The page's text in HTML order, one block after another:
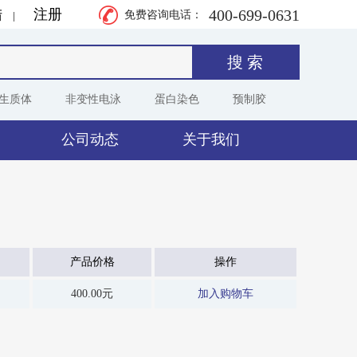
| 注册 免费咨询电话： 400-699-0631
质体 非变性电泳 蛋白染色 预制胶
公司动态 关于我们
产品价格 操作
400.00元 加入购物车